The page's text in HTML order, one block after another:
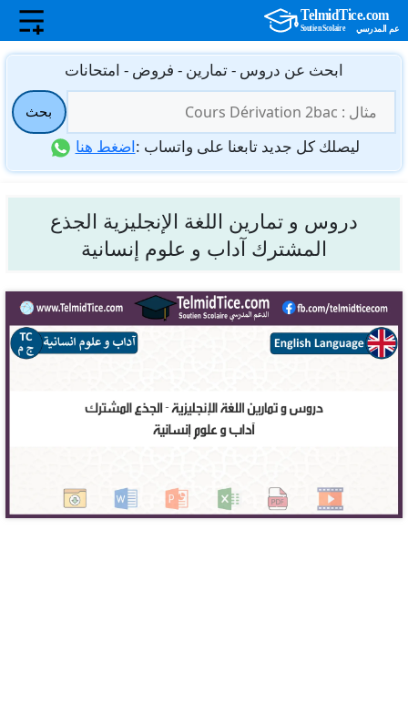
انتقل
المحتوى
ابحث عن دروس - تمارين - فروض - امتحانات
عن:
بحث
ليصلك كل جديد تابعنا على واتساب :اضغط هنا
دروس و تمارين اللغة الإنجليزية الجذع
المشترك آداب و علوم إنسانية